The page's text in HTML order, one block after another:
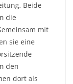
Beide
die
mit
sie eine
den
dort als